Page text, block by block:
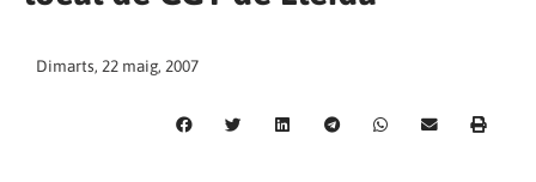
Dimarts, 22 maig, 2007